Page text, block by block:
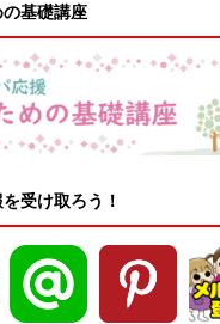
基礎講座
受け取ろう！